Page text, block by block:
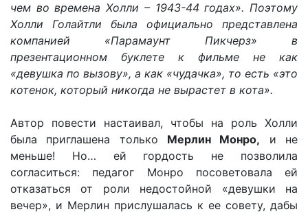
чем во времена Холли – 1943-44 годах». Поэтому
Холли Голайтли была официально представлена
компанией «Парамаунт Пикчерз» в
презентационном буклете к фильме не как
«девушка по вызову», а как «чудачка», то есть «это
котенок, который никогда не вырастет в кота».
Автор повести настаивал, чтобы на роль Холли
была приглашена только Мерлин Монро, и не
меньше! Но… ей гордость не позволила
согласиться: педагог Монро посоветовала ей
отказаться от роли недостойной «девушки на
вечер», и Мерлин прислушалась к ее совету, дабы